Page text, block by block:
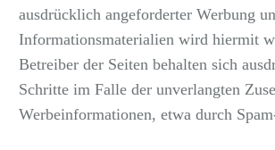
ausdrücklich angeforderter Werbung
Informationsmaterialien wird hiermit
Betreiber der Seiten behalten sich
Schritte im Falle der unverlangten
Werbeinformationen, etwa durch